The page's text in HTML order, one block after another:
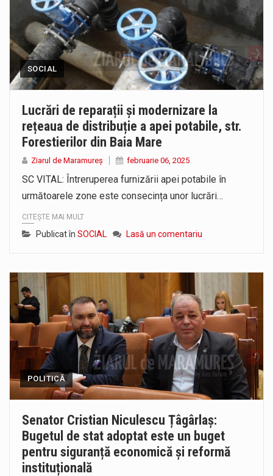
SOCIAL
Lucrări de reparații și modernizare la
rețeaua de distribuție a apei potabile, str.
Forestierilor din Baia Mare
Ziarul de Maramureș februarie 06, 2025
SC VITAL: Întreruperea furnizării apei potabile în
următoarele zone este consecința unor lucrări…
CITEȘTE MAI MULT
Publicat în SOCIAL Lasă un comentariu
POLITICĂ
Senator Cristian Niculescu Țâgârlaș:
Bugetul de stat adoptat este un buget
pentru siguranță economică și reformă
instituțională